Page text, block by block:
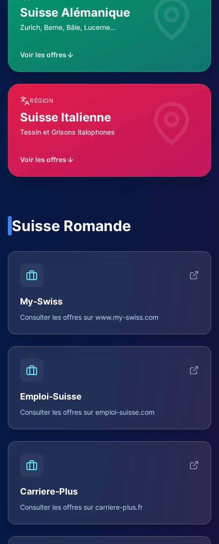
Suisse Alémanique
Zurich, Berne, Bâle, Lucerne...
Voir les offres
RÉGION
Suisse Italienne
Tessin et Grisons italophones
Voir les offres
Suisse Romande
My-Swiss
Consulter les offres sur www.my-swiss.com
Emploi-Suisse
Consulter les offres sur emploi-suisse.com
Carriere-Plus
Consulter les offres sur carriere-plus.fr